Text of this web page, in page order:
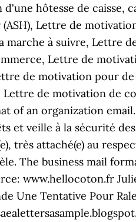
hôtesse de caisse,
Lettre de
marche à suivre, Lettre
Lettre de
de motivation pour de
Lettre de motivation de
of an organization
et veille à la sécurité des
très attaché(e) au
The business mail
www.hellocoton.fr
Une Tentative Pour